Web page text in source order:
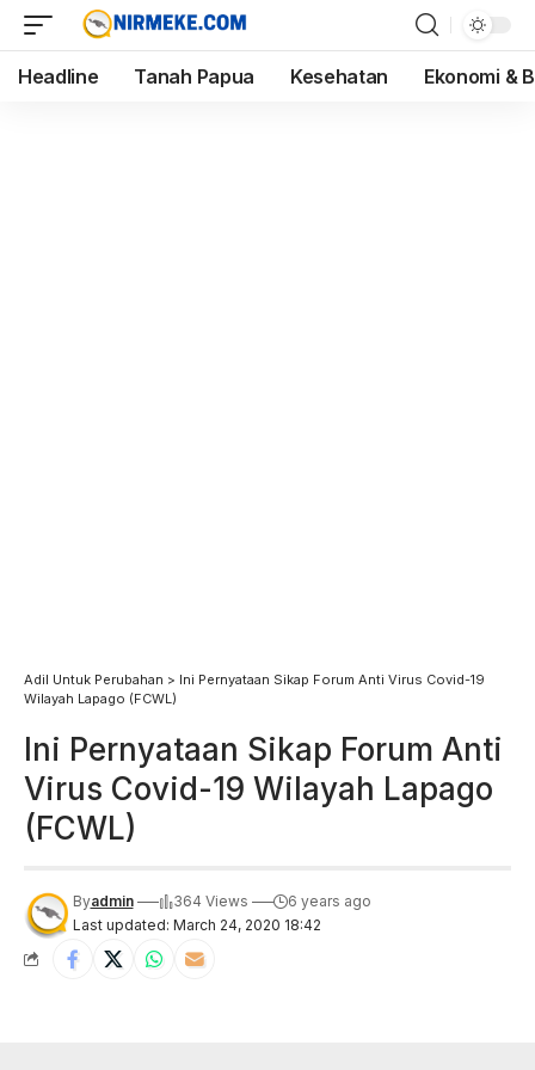
Headline Tanah Papua Kesehatan Ekonomi &
Adil Untuk Perubahan > Ini Pernyataan Sikap Forum Anti Virus Covid-19
Wilayah Lapago (FCWL)
Ini Pernyataan Sikap Forum Anti
Virus Covid-19 Wilayah Lapago
(FCWL)
Last updated: March 24, 2020 18:42
Byadmin 364 Views 6 years ago